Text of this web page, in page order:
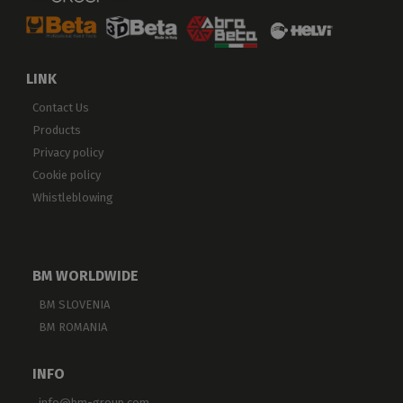
LINK
Contact Us
Products
Privacy policy
Cookie policy
Whistleblowing
BM WORLDWIDE
BM SLOVENIA
BM ROMANIA
INFO